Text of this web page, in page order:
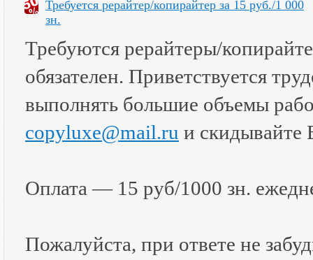
Требуется рерайтер/копирайтер за 15 руб./1 000
зн.
Требуются рерайтеры/
обязателен. Приветствуется
выполнять большие объемы
copyluxe@mail.ru и скидывайте
Оплата — 15 руб/1000 зн.
Пожалуйста, при ответе не